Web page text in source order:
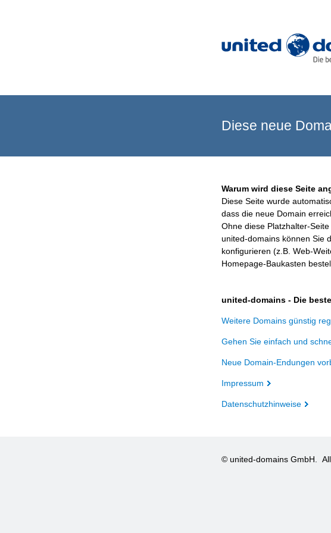
Diese neue
Warum wird diese Seite
Diese Seite wurde
dass die neue Domain
Ohne diese Platzhalter-
united-domains können Sie
konfigurieren (z.B. Web-
Homepage-Baukasten
united-domains - Die
Weitere Domains günstig
Gehen Sie einfach und
Neue Domain-Endungen
Impressum
Datenschutzhinweise
© united-domains GmbH.